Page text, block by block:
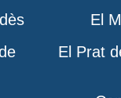
El
El Prat